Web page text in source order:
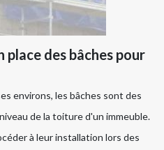
place des bâches pour
environs, les bâches sont des
de la toiture d'un immeuble.
à leur installation lors des